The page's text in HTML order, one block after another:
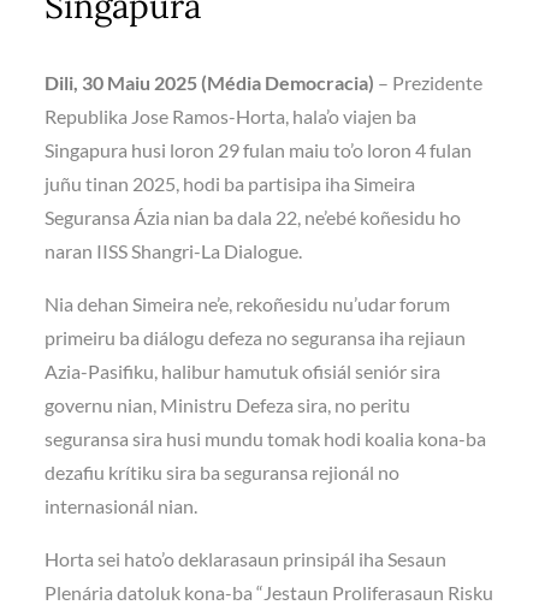
Dili, 30 Maiu 2025 (Média Democracia) – Prezidente
Republika Jose Ramos-Horta, hala’o viajen ba
Singapura husi loron 29 fulan maiu to’o loron 4 fulan
juñu tinan 2025, hodi ba partisipa iha Simeira
Seguransa Ázia nian ba dala 22, ne’ebé koñesidu ho
naran IISS Shangri-La Dialogue.
Nia dehan Simeira ne’e, rekoñesidu nu’udar forum
primeiru ba diálogu defeza no seguransa iha rejiaun
Azia-Pasifiku, halibur hamutuk ofisiál seniór sira
governu nian, Ministru Defeza sira, no peritu
seguransa sira husi mundu tomak hodi koalia kona-ba
dezafiu krítiku sira ba seguransa rejionál no
internasionál nian.
Horta sei hato’o deklarasaun prinsipál iha Sesaun
Plenária datoluk kona-ba “Jestaun Proliferasaun Risku